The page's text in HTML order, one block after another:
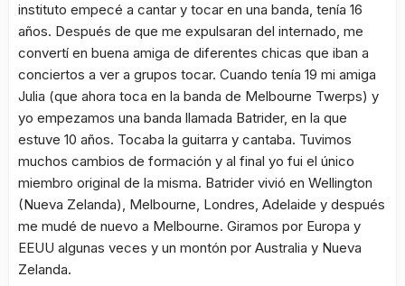
instituto empecé a cantar y tocar en una banda, tenía 16
años. Después de que me expulsaran del internado, me
convertí en buena amiga de diferentes chicas que iban a
conciertos a ver a grupos tocar. Cuando tenía 19 mi amiga
Julia (que ahora toca en la banda de Melbourne Twerps) y
yo empezamos una banda llamada Batrider, en la que
estuve 10 años. Tocaba la guitarra y cantaba. Tuvimos
muchos cambios de formación y al final yo fui el único
miembro original de la misma. Batrider vivió en Wellington
(Nueva Zelanda), Melbourne, Londres, Adelaide y después
me mudé de nuevo a Melbourne. Giramos por Europa y
EEUU algunas veces y un montón por Australia y Nueva
Zelanda.